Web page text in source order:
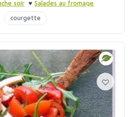
soir ♥ Salades au fromage
courgette